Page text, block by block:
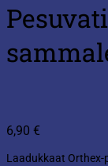
6,90 €
Laadukkaat